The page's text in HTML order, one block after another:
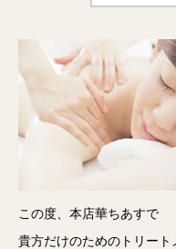
この度、本店華ちあすで
貴方だけのためのトリート